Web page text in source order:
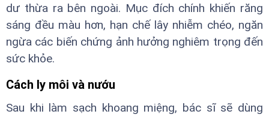
dư thừa ra bên ngoài. Mục đích chính khiến răng
sáng đều màu hơn, hạn chế lây nhiễm chéo, ngăn
ngừa các biến chứng ảnh hưởng nghiêm trọng đến
sức khỏe.
Cách ly môi và nướu
Sau khi làm sạch khoang miệng, bác sĩ sẽ dùng